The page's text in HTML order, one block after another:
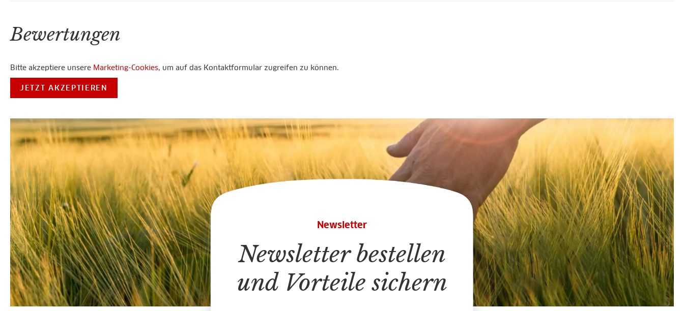
Bewertungen
Bitte akzeptiere unsere Marketing-Cookies, um auf das Kontaktformular zugreifen zu können.
JETZT AKZEPTIEREN
Newsletter
Newsletter bestellen
und Vorteile sichern